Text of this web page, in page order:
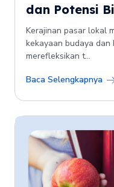
dan Potensi
Kerajinan pasar lokal
kekayaan budaya
merefleksikan t...
Baca Selengkapnya